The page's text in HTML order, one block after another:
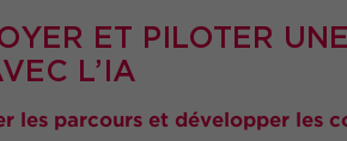
ET PILOTER
L’IA
les parcours et développer les